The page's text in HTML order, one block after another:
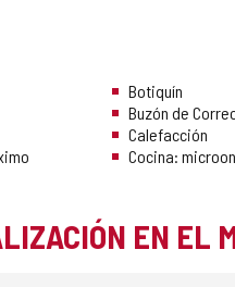
Botiquín
Buzón de
Calefacción
Cocina:
EN EL